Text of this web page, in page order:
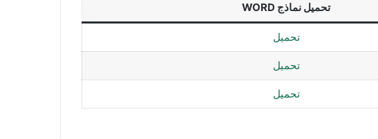
تحميل نماذج WORD
تحميل
تحميل
تحميل